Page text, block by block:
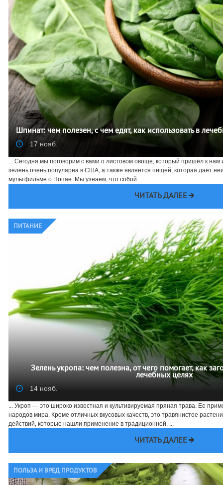
Шпинат: чем полезен, с чем едят, как использовать в
17 нояб.
... Сегодня мы поговорим с вами о листовом овоще, который пришёл к нам
зелень очень популярна в США, а также является пищей, которая даёт
мультфильме о Попае. Мы узнаем, что собой ...
ЧИТАТЬ ДАЛЕЕ
ПИТАНИЕ
Зелень укропа: чем полезна, от чего помогает, как
лечебных целях
14 нояб.
... Укроп — это широко известная и культивируемая пряная трава. Ее
народов мира. Кроме отличных вкусовых качеств, это травянистое
действий, которые нашли применение в традиционной, ...
ЧИТАТЬ ДАЛЕЕ
ПОЛЬЗА И ВРЕД ПРОДУКТОВ